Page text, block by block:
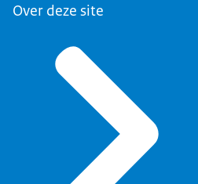
Over deze site